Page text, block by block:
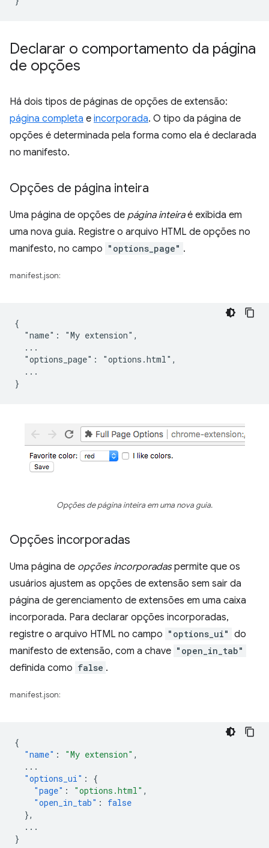
Declarar o comportamento da página
de opções
Há dois tipos de páginas de opções de extensão:
página completa e incorporada. O tipo da página de
opções é determinada pela forma como ela é declarada
no manifesto.
Opções de página inteira
Uma página de opções de página inteiraé exibida em
uma nova guia. Registre o arquivo HTML de opções no
manifesto, no campo "options_page" .
manifest.json:
{
  "name": "My extension",
  ...
  "options_page": "options.html",
  ...
Opções de página inteira em uma nova guia.
Opções incorporadas
Uma página de opções incorporadaspermite que os
usuários ajustem as opções de extensão sem sair da
página de gerenciamento de extensões em uma caixa
incorporada. Para declarar opções incorporadas,
registre o arquivo HTML no campo "options_ui" do
manifesto de extensão, com a chave "open_in_tab"
definida como false .
manifest.json:
{
"name" : "My extension" ,
...
"options_ui" :
{
"page" : "options.html" ,
"open_in_tab" :
false
},
...
}